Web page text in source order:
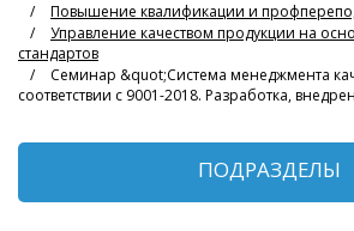
Повышение квалификации и
Управление качеством продукции на
стандартов
Семинар &quot;Система менеджмента
соответствии с 9001-2018. Разработка,
ПОДРАЗДЕЛЫ